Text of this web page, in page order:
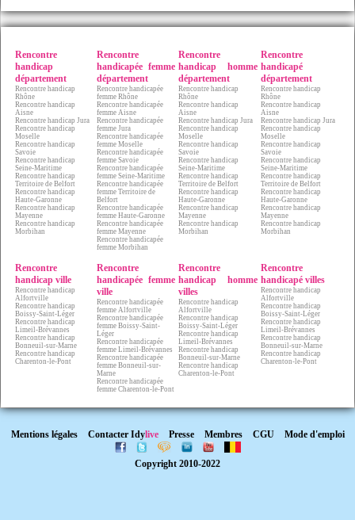
Rencontre
handicap
département
Rencontre handicap
Rhône
Rencontre handicap
Aisne
Rencontre handicap Jura
Rencontre handicap
Moselle
Rencontre handicap
Savoie
Rencontre handicap
Seine-Maritime
Rencontre handicap
Territoire de Belfort
Rencontre handicap
Haute-Garonne
Rencontre handicap
Mayenne
Rencontre handicap
Morbihan
Rencontre
handicapée femme
département
Rencontre handicapée
femme Rhône
Rencontre handicapée
femme Aisne
Rencontre handicapée
femme Jura
Rencontre handicapée
femme Moselle
Rencontre handicapée
femme Savoie
Rencontre handicapée
femme Seine-Maritime
Rencontre handicapée
femme Territoire de
Belfort
Rencontre handicapée
femme Haute-Garonne
Rencontre handicapée
femme Mayenne
Rencontre handicapée
femme Morbihan
Rencontre
handicap homme
département
Rencontre handicap
Rhône
Rencontre handicap
Aisne
Rencontre handicap Jura
Rencontre handicap
Moselle
Rencontre handicap
Savoie
Rencontre handicap
Seine-Maritime
Rencontre handicap
Territoire de Belfort
Rencontre handicap
Haute-Garonne
Rencontre handicap
Mayenne
Rencontre handicap
Morbihan
Rencontre
handicapé
département
Rencontre handicap
Rhône
Rencontre handicap
Aisne
Rencontre handicap Jura
Rencontre handicap
Moselle
Rencontre handicap
Savoie
Rencontre handicap
Seine-Maritime
Rencontre handicap
Territoire de Belfort
Rencontre handicap
Haute-Garonne
Rencontre handicap
Mayenne
Rencontre handicap
Morbihan
Rencontre
handicap ville
Rencontre handicap
Alfortville
Rencontre handicap
Boissy-Saint-Léger
Rencontre handicap
Limeil-Brévannes
Rencontre handicap
Bonneuil-sur-Marne
Rencontre handicap
Charenton-le-Pont
Rencontre
handicapée femme
ville
Rencontre handicapée
femme Alfortville
Rencontre handicapée
femme Boissy-Saint-
Léger
Rencontre handicapée
femme Limeil-Brévannes
Rencontre handicapée
femme Bonneuil-sur-
Marne
Rencontre handicapée
femme Charenton-le-Pont
Rencontre
handicap homme
villes
Rencontre handicap
Alfortville
Rencontre handicap
Boissy-Saint-Léger
Rencontre handicap
Limeil-Brévannes
Rencontre handicap
Bonneuil-sur-Marne
Rencontre handicap
Charenton-le-Pont
Rencontre
handicapé villes
Rencontre handicap
Alfortville
Rencontre handicap
Boissy-Saint-Léger
Rencontre handicap
Limeil-Brévannes
Rencontre handicap
Bonneuil-sur-Marne
Rencontre handicap
Charenton-le-Pont
Mentions légales Contacter Idylive Presse Membres CGU Mode d'emploi
Copyright 2010-2022